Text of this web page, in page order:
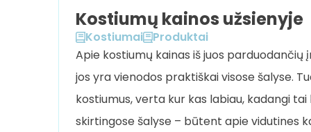
Kostiumų kainos užsienyje
Kostiumai
Produktai
Apie kostiumų kainas iš juos
jos yra vienodos praktiškai visose šalyse.
kostiumus, verta kur kas labiau, kadangi
skirtingose šalyse – būtent apie vidutines